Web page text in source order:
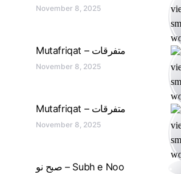
November 8, 2025
Mutafriqat – متفرقات
November 8, 2025
Mutafriqat – متفرقات
November 8, 2025
صبح نو – Subh e Noo